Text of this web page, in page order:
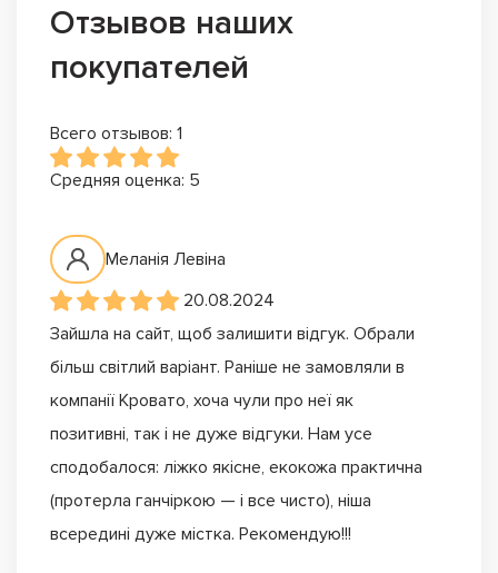
Отзывов наших
покупателей
Всего отзывов: 1
Средняя оценка: 5
Меланія Левіна
20.08.2024
Зайшла на сайт, щоб залишити відгук. Обрали
більш світлий варіант. Раніше не замовляли в
компанії Кровато, хоча чули про неї як
позитивні, так і не дуже відгуки. Нам усе
сподобалося: ліжко якісне, екокожа практична
(протерла ганчіркою — і все чисто), ніша
всередині дуже містка. Рекомендую!!!